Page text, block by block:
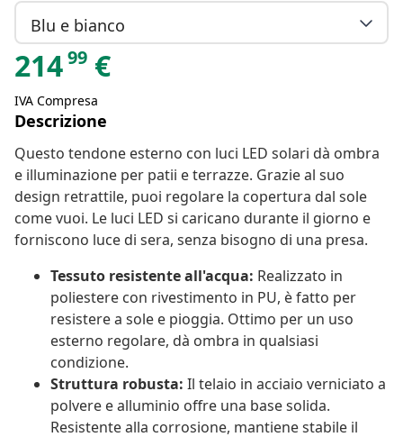
Blu e bianco
21499 €
IVA Compresa
Descrizione
Questo tendone esterno con luci LED solari dà ombra
e illuminazione per patii e terrazze. Grazie al suo
design retrattile, puoi regolare la copertura dal sole
come vuoi. Le luci LED si caricano durante il giorno e
forniscono luce di sera, senza bisogno di una presa.
Tessuto resistente all'acqua: Realizzato in
poliestere con rivestimento in PU, è fatto per
resistere a sole e pioggia. Ottimo per un uso
esterno regolare, dà ombra in qualsiasi
condizione.
Struttura robusta: Il telaio in acciaio verniciato a
polvere e alluminio offre una base solida.
Resistente alla corrosione, mantiene stabile il